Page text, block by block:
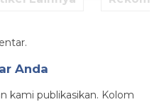
Anda
kami publikasikan. Kolom